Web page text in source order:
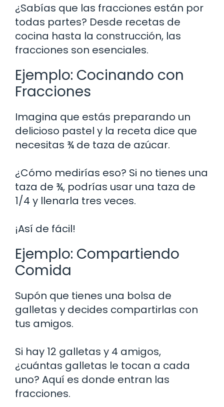
¿Sabías que las fracciones están por
todas partes? Desde recetas de
cocina hasta la construcción, las
fracciones son esenciales.
Ejemplo: Cocinando con
Fracciones
Imagina que estás preparando un
delicioso pastel y la receta dice que
necesitas ¾ de taza de azúcar.
¿Cómo medirías eso? Si no tienes una
taza de ¾, podrías usar una taza de
1/4 y llenarla tres veces.
¡Así de fácil!
Ejemplo: Compartiendo
Comida
Supón que tienes una bolsa de
galletas y decides compartirlas con
tus amigos.
Si hay 12 galletas y 4 amigos,
¿cuántas galletas le tocan a cada
uno? Aquí es donde entran las
fracciones.